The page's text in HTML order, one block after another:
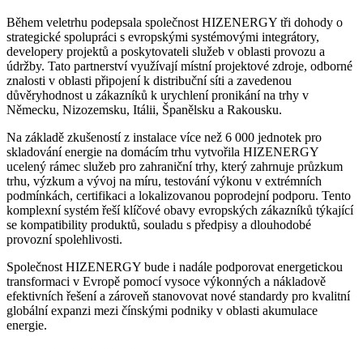
Během veletrhu podepsala společnost HIZENERGY tři dohody o
strategické spolupráci s evropskými systémovými integrátory,
developery projektů a poskytovateli služeb v oblasti provozu a
údržby. Tato partnerství využívají místní projektové zdroje, odborné
znalosti v oblasti připojení k distribuční síti a zavedenou
důvěryhodnost u zákazníků k urychlení pronikání na trhy v
Německu, Nizozemsku, Itálii, Španělsku a Rakousku.
Na základě zkušeností z instalace více než 6 000 jednotek pro
skladování energie na domácím trhu vytvořila HIZENERGY
ucelený rámec služeb pro zahraniční trhy, který zahrnuje průzkum
trhu, výzkum a vývoj na míru, testování výkonu v extrémních
podmínkách, certifikaci a lokalizovanou poprodejní podporu. Tento
komplexní systém řeší klíčové obavy evropských zákazníků týkající
se kompatibility produktů, souladu s předpisy a dlouhodobé
provozní spolehlivosti.
Společnost HIZENERGY bude i nadále podporovat energetickou
transformaci v Evropě pomocí vysoce výkonných a nákladově
efektivních řešení a zároveň stanovovat nové standardy pro kvalitní
globální expanzi mezi čínskými podniky v oblasti akumulace
energie.